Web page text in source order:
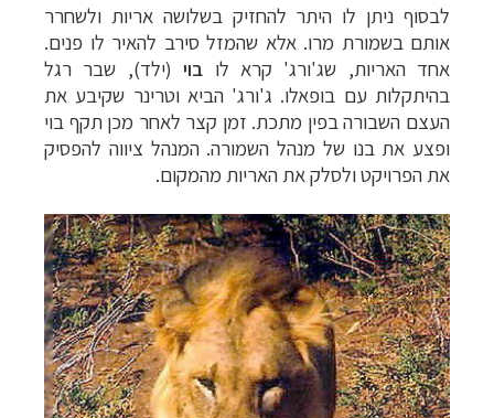
לבסוף ניתן לו היתר להחזיק בשלושה אריות ולשחרר
אותם בשמורת מרו. אלא שהמזל סירב להאיר לו פנים.
אחד האריות, שג'ורג' קרא לו בוי(ילד), שבר רגל
בהיתקלות עם בופאלו. ג'ורג' הביא וטרינר שקיבע את
העצם השבורה בפין מתכת. זמן קצר לאחר מכן תקף בוי
ופצע את בנו של מנהל השמורה. המנהל ציווה להפסיק
את הפרויקט ולסלק את האריות מהמקום.
תכנון טיולים למדינות אירופהלחצו לרשימת היעדים
»
תכנוןטיולים לאמריקה הצפונית לחצו לרשימת